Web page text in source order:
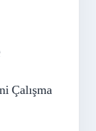
Çalışma